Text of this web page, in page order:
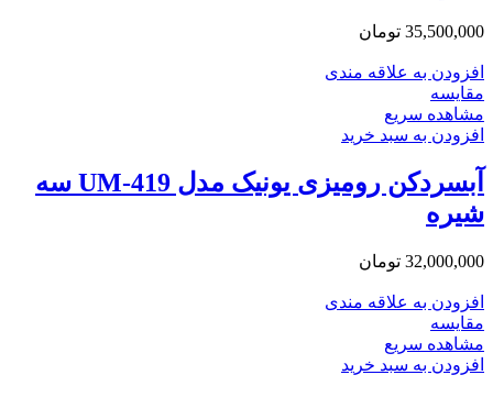
35,500,000 تومان
افزودن به علاقه مندی
مقایسه
مشاهده سریع
افزودن به سبد خرید
آبسردکن رومیزی یونیک مدل UM-419 سه
شیره
32,000,000 تومان
افزودن به علاقه مندی
مقایسه
مشاهده سریع
افزودن به سبد خرید